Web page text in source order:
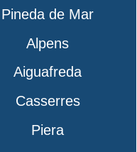
Pineda de Mar
Alpens
Aiguafreda
Casserres
Piera